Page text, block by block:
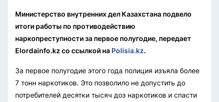
Министерство внутренних дел Казахстана подвело
итоги работы по противодействию
наркопреступности за первое полугодие, передает
Elordainfo.kz со ссылкой на Polisia.kz.
За первое полугодие этого года полиция изъяла более
7 тонн наркотиков. Это позволило не допустить до
потребителей десятки тысяч доз наркотиков и спасти